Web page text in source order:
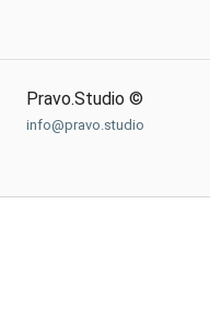
Pravo.Studio ©
info@pravo.studio